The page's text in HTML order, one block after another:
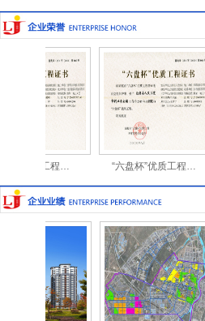
”优质工程… “六盘杯”优质工程…